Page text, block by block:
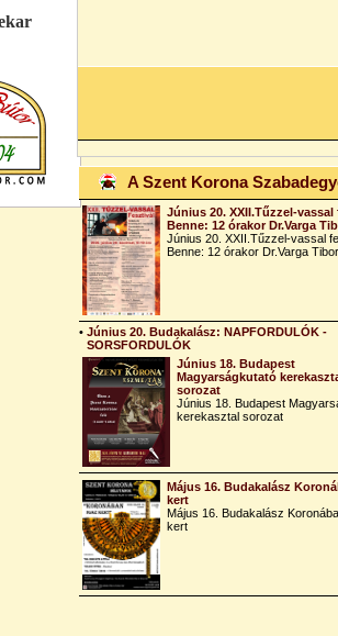
A Szent Korona
Június 20. XXII.Tűzzel-
Benne: 12 órakor Dr.Varga
Június 20. XXII.Tűzzel-vassal
Benne: 12 órakor Dr.Varga Tibor
• Június 20. Budakalász: NAPFORDULÓK -
SORSFORDULÓK
Június 18. Budapest
Magyarságkutató
sorozat
Június 18. Budapest
kerekasztal sorozat
Május 16. Budakalász
kert
Május 16. Budakalász
kert